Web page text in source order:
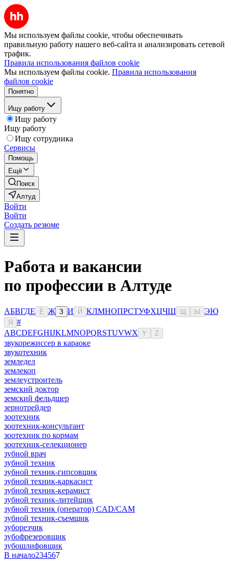
Мы используем файлы cookie, чтобы обеспечивать
правильную работу нашего веб-сайта и анализировать сетевой
трафик.
Правила использования файлов cookie
Мы используем файлы cookie. Правила использования
файлов cookie
Понятно
Ищу работу
Ищу работу
Ищу работу
Ищу сотрудника
Сервисы
Помощь
Ещё
Поиск
Алтуд
Войти
Войти
Создать резюме
Работа и вакансии
по профессии в Алтуде
АБВГДЕ Ё Ж З И Й КЛМНОПРСТУФХЦЧШ Ы ЭЮ
Я
#
ABCDEFGHIJKLMNOPQRSTUVWX Y Z
звукорежиссер в караоке
звукотехник
земледел
землекоп
землеустроитель
земский доктор
земский фельдшер
зернотрейдер
зоотехник
зоотехник-консультант
зоотехник по кормам
зоотехник-селекционер
зубной врач
зубной техник
зубной техник-гипсовщик
зубной техник-каркасист
зубной техник-керамист
зубной техник-литейщик
зубной техник (оператор) CAD/CAM
зубной техник-съемщик
зуборезчик
зубофрезеровщик
зубошлифовщик
В начало234567